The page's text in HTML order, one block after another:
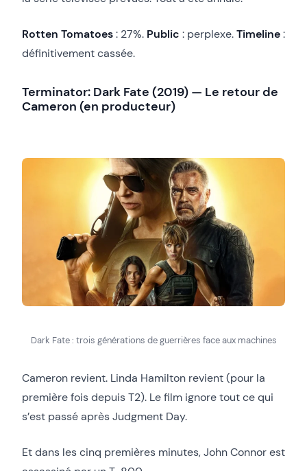
Rotten Tomatoes: 27%. Public : perplexe.Timeline:
définitivement cassée.
Terminator: Dark Fate (2019) — Le retour de
Cameron (en producteur)
Dark Fate : trois générations de guerrières face aux machines
Cameron revient. Linda Hamilton revient (pour la
première fois depuis T2). Le film ignore tout ce qui
s’est passé après Judgment Day.
Et dans les cinq premières minutes, John Connor est